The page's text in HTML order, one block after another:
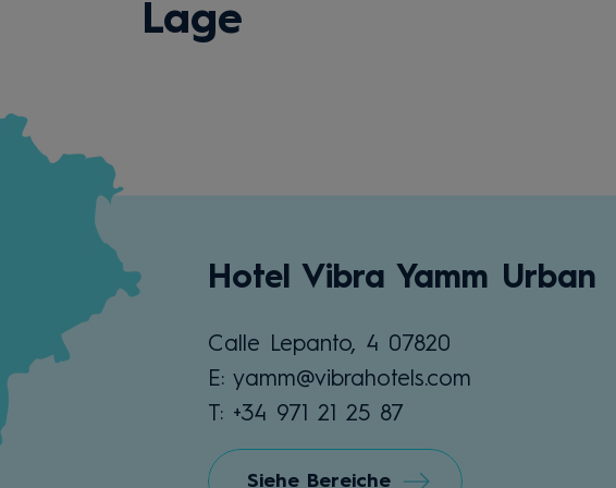
Lage
Hotel Vibra Yamm Urban
Calle Lepanto, 4 07820
E: yamm@vibrahotels.com
T: +34 971 21 25 87
Siehe Bereiche